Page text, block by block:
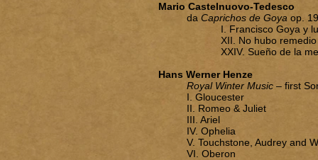
Mario Castelnuovo-Tedesco
da Caprichos de Goya op.
I. Francisco Goya y
XII. No hubo remedio
XXIV. Sueño de la
Hans Werner Henze
Royal Winter Music – first
I. Gloucester
II. Romeo & Juliet
III. Ariel
IV. Ophelia
V. Touchstone, Audrey and
VI. Oberon